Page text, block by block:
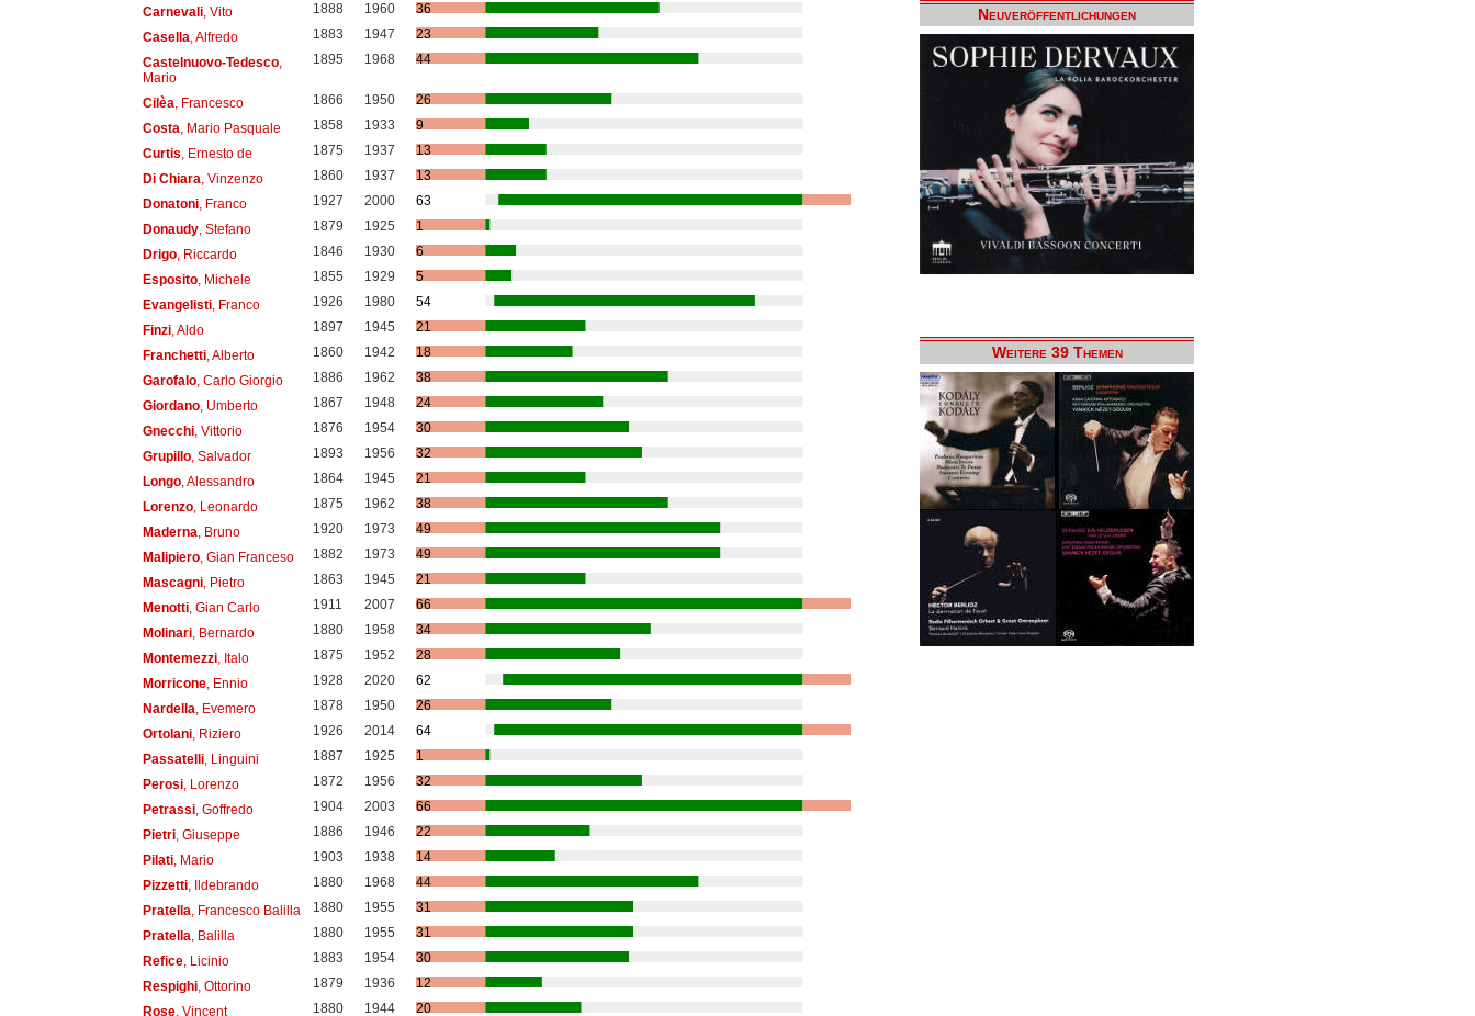
Carnevali, Vito 1888 1960
36
Casella , Alfredo 1883 1947
23
Castelnuovo-Tedesco,
Mario
1895 1968 44
Cilèa , Francesco 1866 1950
26
Costa , Mario Pasquale 1858 1933
9
Curtis , Ernesto de 1875 1937
13
Di Chiara , Vinzenzo 1860 1937
13
Donatoni, Franco 1927 2000
63
Donaudy, Stefano 1879 1925
1
Drigo, Riccardo 1846 1930
6
Esposito, Michele 1855 1929
5
Evangelisti, Franco 1926 1980
54
Finzi, Aldo 1897 1945
21
Franchetti, Alberto 1860 1942
18
Garofalo, Carlo Giorgio 1886 1962
38
Giordano, Umberto 1867 1948
24
Gnecchi, Vittorio 1876 1954
30
Grupillo, Salvador 1893 1956
32
Longo, Alessandro 1864 1945
21
Lorenzo, Leonardo 1875 1962
38
Maderna , Bruno 1920 1973
49
Malipiero, Gian Franceso 1882 1973
49
Mascagni, Pietro 1863 1945
21
Menotti, Gian Carlo 1911 2007
66
Molinari, Bernardo 1880 1958
34
Montemezzi, Italo 1875 1952
28
Morricone, Ennio 1928 2020
62
Nardella , Evemero 1878 1950
26
Ortolani, Riziero 1926 2014
64
Passatelli, Linguini 1887 1925
1
Perosi, Lorenzo 1872 1956
32
Petrassi, Goffredo 1904 2003
66
Pietri, Giuseppe 1886 1946
22
Pilati, Mario 1903 1938
14
Pizzetti, Ildebrando 1880 1968
44
Pratella , Francesco Balilla 1880 1955
31
Pratella , Balilla 1880 1955
31
Refice, Licinio 1883 1954
30
Respighi, Ottorino 1879 1936
12
Rose, Vincent 1880 1944 20
Neuveröffentlichungen
Weitere 39 Themen